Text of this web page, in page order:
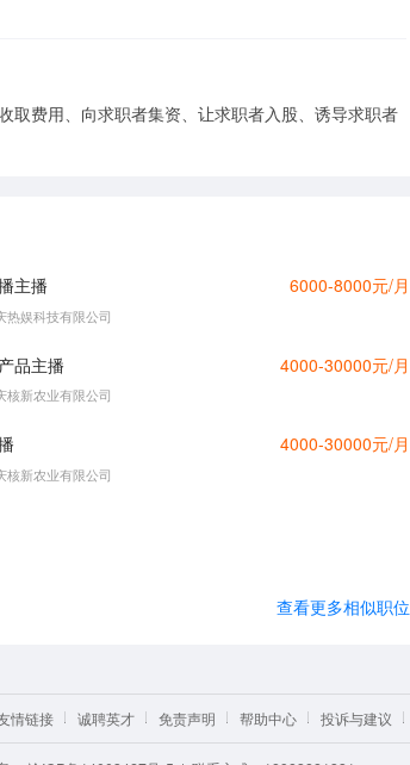
取费用、向求职者集资、让求职者入股、诱导求职者
主播 6000-8000元/月
热娱科技有限公司
品主播 4000-30000元/月
核新农业有限公司
4000-30000元/月
核新农业有限公司
查看更多相似职位
情链接 诚聘英才 免责声明 帮助中心 投诉与建议